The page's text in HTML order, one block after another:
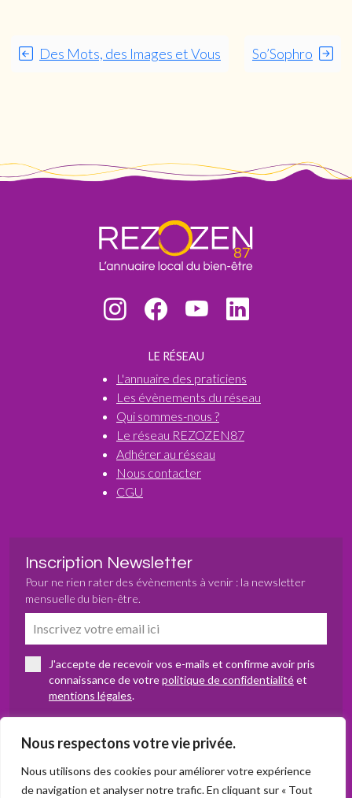
Nous respectons votre vie privée.
Nous utilisons des cookies pour améliorer votre expérience
de navigation et analyser notre trafic. En cliquant sur « Tout
Des Mots, des Images et Vous So’Sophro
LE RÉSEAU
L'annuaire des praticiens
Les évènements du réseau
Qui sommes-nous ?
Le réseau REZOZEN87
Adhérer au réseau
Nous contacter
CGU
Inscription Newsletter
Pour ne rien rater des évènements à venir : la newsletter
mensuelle du bien-être.
J'accepte de recevoir vos e-mails et confirme avoir pris
connaissance de votrepolitique de confidentialitéet
mentions légales.
S’abonner